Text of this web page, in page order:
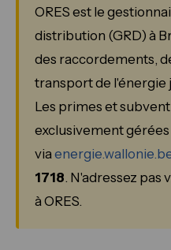
ORES est le
distribution (GRD) à
des raccordements,
transport de l'énergie
Les primes et
exclusivement gérées
via
1718. N'adressez pas
à ORES.